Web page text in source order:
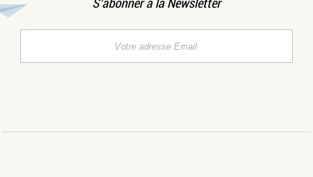
S’abonner à la Newsletter